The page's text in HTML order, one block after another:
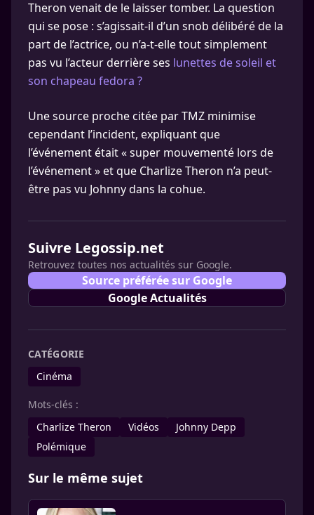
Theron venait de le laisser tomber. La question
qui se pose : s’agissait-il d’un snob délibéré de la
part de l’actrice, ou n’a-t-elle tout simplement
pas vu l’acteur derrière ses lunettes de soleil et
son chapeau fedora ?
Une source proche citée par TMZ minimise
cependant l’incident, expliquant que
l’événement était « super mouvementé lors de
l’événement » et que Charlize Theron n’a peut-
être pas vu Johnny dans la cohue.
Suivre Legossip.net
Retrouvez toutes nos actualités sur Google.
Source préférée sur Google
Google Actualités
CATÉGORIE
Cinéma
Mots-clés :
Charlize Theron
Vidéos
Johnny Depp
Polémique
Sur le même sujet